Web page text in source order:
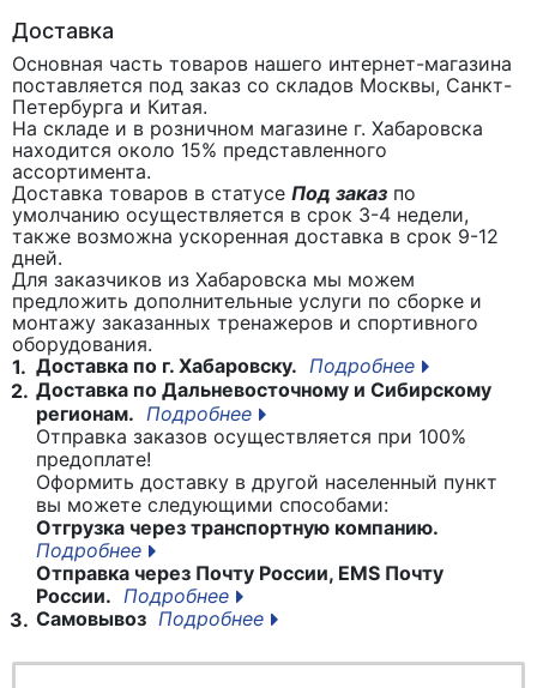
Доставка
Основная часть товаров нашего интернет-магазина
поставляется под заказ со складов Москвы, Санкт-
Петербурга и Китая.
На складе и в розничном магазине г. Хабаровска
находится около 15% представленного
ассортимента.
Доставка товаров в статусе Под заказ по
умолчанию осуществляется в срок 3-4 недели,
также возможна ускоренная доставка в срок 9-12
дней.
Для заказчиков из Хабаровска мы можем
предложить дополнительные услуги по сборке и
монтажу заказанных тренажеров и спортивного
оборудования.
1. Доставка по г. Хабаровску. Подробнее
2. Доставка по Дальневосточному и Сибирскому
регионам. Подробнее
Отправка заказов осуществляется при 100%
предоплате!
Оформить доставку в другой населенный пункт
вы можете следующими способами:
Отгрузка через транспортную компанию.
Подробнее
Отправка через Почту России, EMS Почту
России. Подробнее
3. Самовывоз Подробнее